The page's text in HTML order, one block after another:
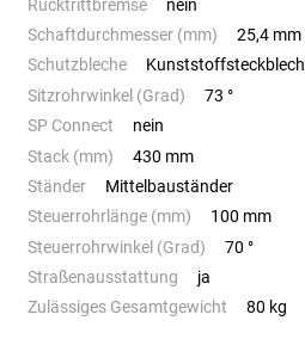
Rücktrittbremse
nein
Schaftdurchmesser (mm)
25,4 mm
Schutzbleche
Kunststoffsteckblech
Sitzrohrwinkel (Grad)
73 °
SP Connect
nein
Stack (mm)
430 mm
Ständer
Mittelbauständer
Steuerrohrlänge (mm)
100 mm
Steuerrohrwinkel (Grad)
70 °
Straßenausstattung
ja
Zulässiges Gesamtgewicht
80 kg